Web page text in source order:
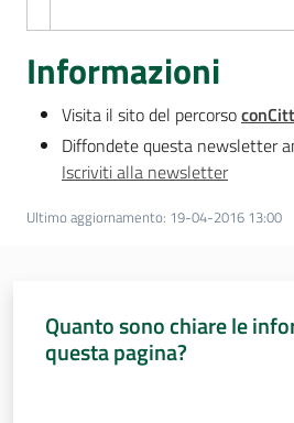
Informazioni
Visita il sito del percorso
Diffondete questa newsletter
Iscriviti alla newsletter
Ultimo aggiornamento: 19-04-2016 13:00
Quanto sono chiare le
questa pagina?